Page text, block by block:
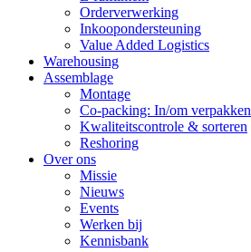
Orderverwerking
Inkoopondersteuning
Value Added Logistics
Warehousing
Assemblage
Montage
Co-packing: In/om verpakken
Kwaliteitscontrole & sorteren
Reshoring
Over ons
Missie
Nieuws
Events
Werken bij
Kennisbank